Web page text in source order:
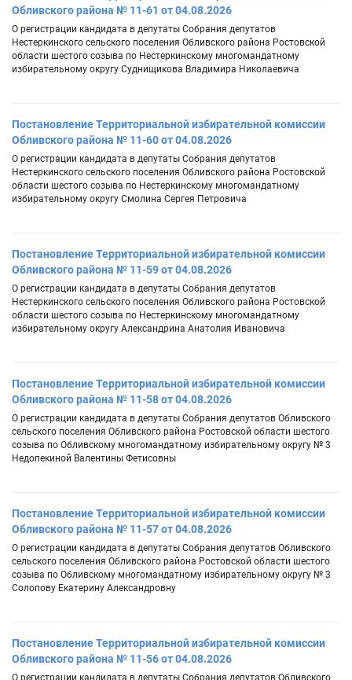
Обливского района № 11-61 от 04.08.2026
О регистрации кандидата в депутаты Собрания депутатов
Нестеркинского сельского поселения Обливского района Ростовской
области шестого созыва по Нестеркинскому многомандатному
избирательному округу Суднищикова Владимира Николаевича
Постановление Территориальной избирательной комиссии
Обливского района № 11-60 от 04.08.2026
О регистрации кандидата в депутаты Собрания депутатов
Нестеркинского сельского поселения Обливского района Ростовской
области шестого созыва по Нестеркинскому многомандатному
избирательному округу Смолина Сергея Петровича
Постановление Территориальной избирательной комиссии
Обливского района № 11-59 от 04.08.2026
О регистрации кандидата в депутаты Собрания депутатов
Нестеркинского сельского поселения Обливского района Ростовской
области шестого созыва по Нестеркинскому многомандатному
избирательному округу Александрина Анатолия Ивановича
Постановление Территориальной избирательной комиссии
Обливского района № 11-58 от 04.08.2026
О регистрации кандидата в депутаты Собрания депутатов Обливского
сельского поселения Обливского района Ростовской области шестого
созыва по Обливскому многомандатному избирательному округу № 3
Недопекиной Валентины Фетисовны
Постановление Территориальной избирательной комиссии
Обливского района № 11-57 от 04.08.2026
О регистрации кандидата в депутаты Собрания депутатов Обливского
сельского поселения Обливского района Ростовской области шестого
созыва по Обливскому многомандатному избирательному округу № 3
Солопову Екатерину Александровну
Постановление Территориальной избирательной комиссии
Обливского района № 11-56 от 04.08.2026
О регистрации кандидата в депутаты Собрания депутатов Обливского